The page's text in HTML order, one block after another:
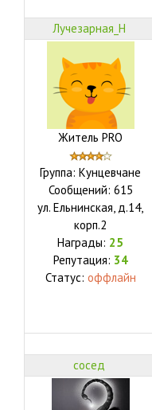
Лучезарная_Н
Житель PRO
Группа: Кунцевчане
Сообщений: 615
ул. Ельнинская, д.14,
корп.2
Награды: 25
Репутация: 34
Статус: оффлайн
сосед